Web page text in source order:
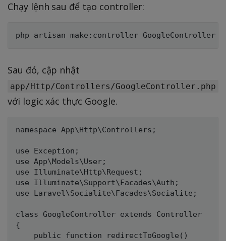
Chạy lệnh sau để tạo controller:
Sau đó, cập nhật
app/Http/Controllers/GoogleController.php
với logic xác thực Google.
namespace App\Http\Controllers;
use Exception;
use App\Models\User;
use Illuminate\Http\Request;
use Illuminate\Support\Facades\Auth;
use Laravel\Socialite\Facades\Socialite;
class GoogleController extends Controller
{
    public function redirectToGoogle()